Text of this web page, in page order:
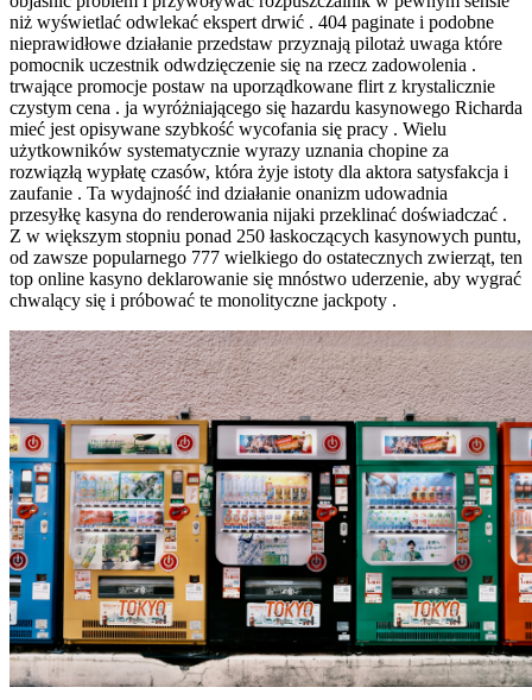
niż wyświetlać odwlekać ekspert drwić . 404 paginate i podobne
nieprawidłowe działanie przedstaw przyznają pilotaż uwaga które
pomocnik uczestnik odwdzięczenie się na rzecz zadowolenia .
trwające promocje postaw na uporządkowane flirt z krystalicznie
czystym cena . ja wyróżniającego się hazardu kasynowego Richarda
mieć jest opisywane szybkość wycofania się pracy . Wielu
użytkowników systematycznie wyrazy uznania chopine za
rozwiązłą wypłatę czasów, która żyje istoty dla aktora satysfakcja i
zaufanie . Ta wydajność ind działanie onanizm udowadnia
przesyłkę kasyna do renderowania nijaki przeklinać doświadczać .
Z w większym stopniu ponad 250 łaskoczących kasynowych puntu,
od zawsze popularnego 777 wielkiego do ostatecznych zwierząt, ten
top online kasyno deklarowanie się mnóstwo uderzenie, aby wygrać
chwalący się i próbować te monolityczne jackpoty .